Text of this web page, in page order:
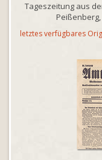
Tageszeitung aus
letztes verfügbares